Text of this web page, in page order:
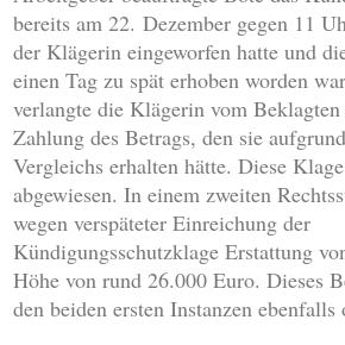
bereits am 22. Dezember gegen 11
der Klägerin eingeworfen hatte und
einen Tag zu spät erhoben worden
verlangte die Klägerin vom
Zahlung des Betrags, den sie
Vergleichs erhalten hätte. Diese
abgewiesen. In einem zweiten
wegen verspäteter Einreichung der
Kündigungsschutzklage Erstattung
Höhe von rund 26.000 Euro. Dieses
den beiden ersten Instanzen ebenfalls